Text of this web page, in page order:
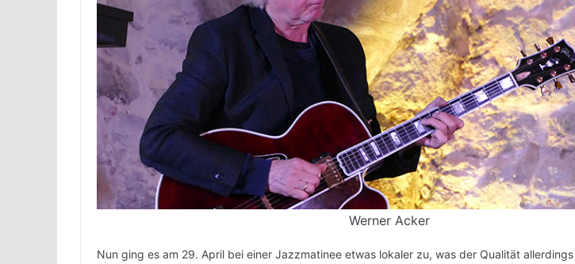
Werner Acker
Nun ging es am 29. April bei einer Jazzmatinee etwas lokaler zu, was der Qualität